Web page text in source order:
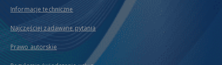
Informacje techniczne
Najczęściej zadawane pytania
Prawo autorskie